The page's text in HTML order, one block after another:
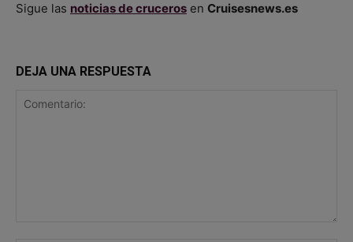
Sigue las noticias de cruceros en Cruisesnews.es
DEJA UNA RESPUESTA